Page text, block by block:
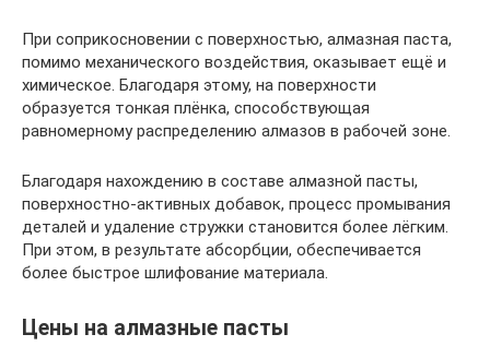
При соприкосновении с поверхностью, алмазная паста,
помимо механического воздействия, оказывает ещё и
химическое. Благодаря этому, на поверхности
образуется тонкая плёнка, способствующая
равномерному распределению алмазов в рабочей зоне.
Благодаря нахождению в составе алмазной пасты,
поверхностно-активных добавок, процесс промывания
деталей и удаление стружки становится более лёгким.
При этом, в результате абсорбции, обеспечивается
более быстрое шлифование материала.
Цены на алмазные пасты